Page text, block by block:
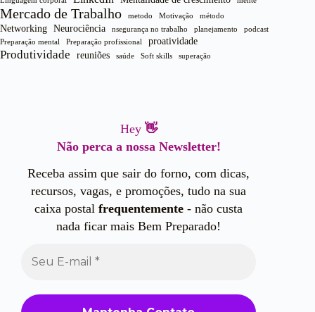
Mercado de Trabalho metodo Motivação método
Networking Neurociência nsegurança no trabalho planejamento
podcast
Preparação mental
Preparação profissional proatividade
Produtividade reuniões saúde Soft skills superação
Hey👋
Não perca a nossa Newsletter!
Receba assim que sair do forno, com dicas,
recursos, vagas, e promoções, tudo na sua
caixa postal frequentemente - não custa
nada ficar mais Bem Preparado!